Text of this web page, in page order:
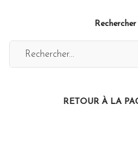
RETOUR À LA